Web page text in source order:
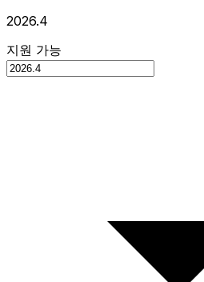
2026.4
지원 가능